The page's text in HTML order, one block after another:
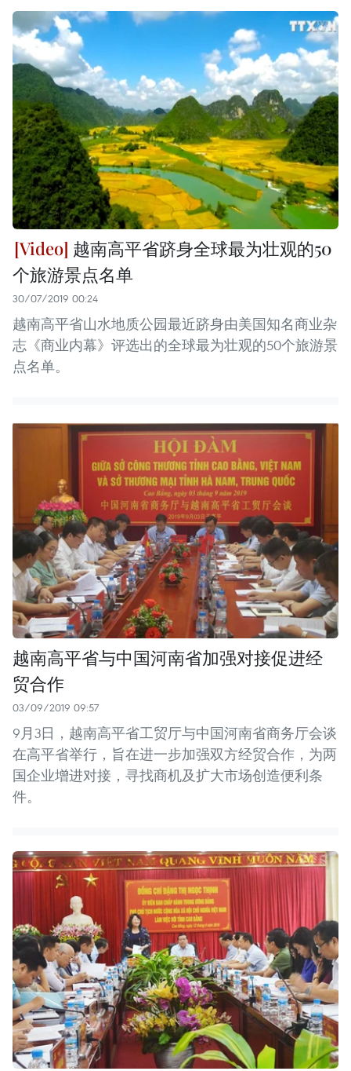
越南高平省跻身全球最为壮观的50
个旅游景点名单
30/07/2019 00:24
越南高平省山水地质公园最近跻身由美国知名商业杂
志《商业内幕》评选出的全球最为壮观的50个旅游景
点名单。
越南高平省与中国河南省加强对接促进经
贸合作
03/09/2019 09:57
9月3日，越南高平省工贸厅与中国河南省商务厅会谈
在高平省举行，旨在进一步加强双方经贸合作，为两
国企业增进对接，寻找商机及扩大市场创造便利条
件。